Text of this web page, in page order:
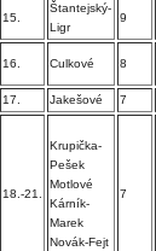
15.
Štantejský-
Ligr
9
16. Culkové 8
17.
Jakešové 7
18.-21.
Krupička-
Pešek
Motlové
Kárník-
Marek
Novák-Fejt
7